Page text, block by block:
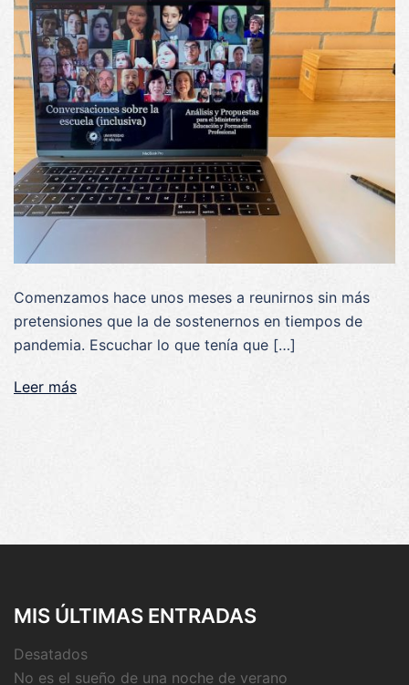
Comenzamos hace unos meses a reunirnos sin más
pretensiones que la de sostenernos en tiempos de
pandemia. Escuchar lo que tenía que […]
Leer más
MIS ÚLTIMAS ENTRADAS
Desatados
No es el sueño de una noche de verano